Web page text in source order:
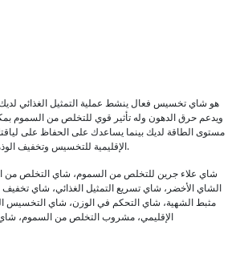
ويدعم حرق الدهون وله تأثير قوي للتخلص من السموم
مستوى الطاقة لديك بينما يساعدك على الحفاظ على
الإقليمية للتخسيس وتخفيف الوذمة.
شاي علاء جرين للتخلص من السموم، شاي التخلص من
الشاي الأخضر، شاي تسريع التمثيل الغذائي، شاي
مثبط الشهية، شاي التحكم في الوزن، شاي التخسيس
الإقليمي، مشروب التخلص من السموم،